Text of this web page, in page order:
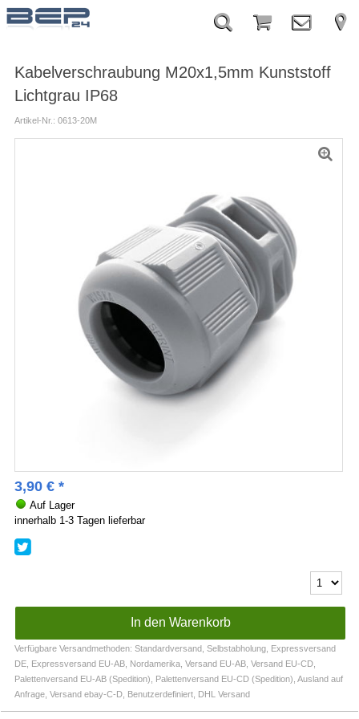
Kabelverschraubung M20x1,5mm Kunststoff
Lichtgrau IP68
Artikel-Nr.: 0613-20M
3,90 €*
Auf Lager
innerhalb 1-3 Tagen lieferbar
Verfügbare Versandmethoden: Standardversand, Selbstabholung, Expressversand
DE, Expressversand EU-AB, Nordamerika, Versand EU-AB, Versand EU-CD,
Palettenversand EU-AB (Spedition), Palettenversand EU-CD (Spedition), Ausland auf
Anfrage, Versand ebay-C-D, Benutzerdefiniert, DHL Versand